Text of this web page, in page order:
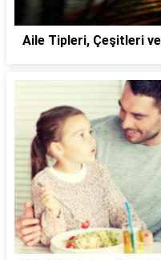
Aile Tipleri, Çeşitleri